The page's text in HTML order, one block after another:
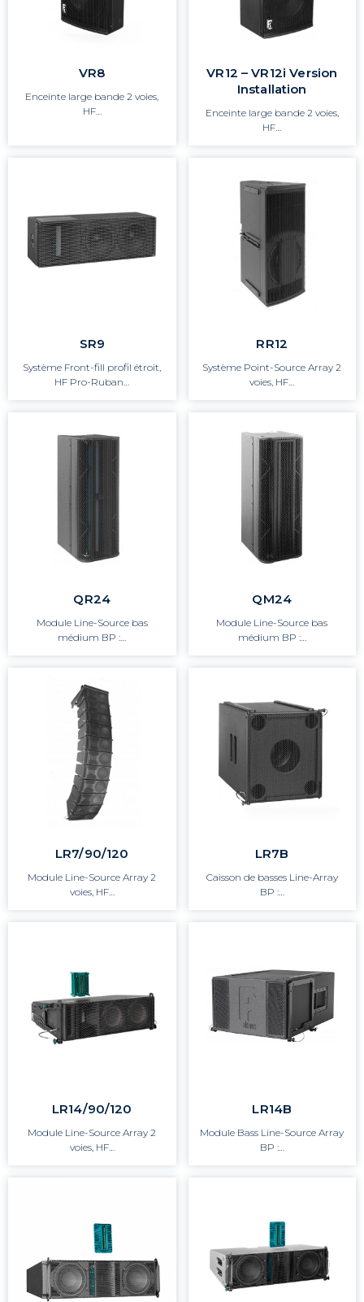
VR8
Enceinte large bande 2 voies,
HF…
VR12 – VR12i Version
Installation
Enceinte large bande 2 voies,
HF…
SR9
Système Front-fill profil étroit,
HF Pro-Ruban…
RR12
Système Point-Source Array 2
voies, HF…
QR24
Module Line-Source bas
médium BP :…
QM24
Module Line-Source bas
médium BP :…
LR7/90/120
Module Line-Source Array 2
voies, HF…
LR7B
Caisson de basses Line-Array
BP :…
LR14/90/120
Module Line-Source Array 2
voies, HF…
LR14B
Module Bass Line-Source Array
BP :…